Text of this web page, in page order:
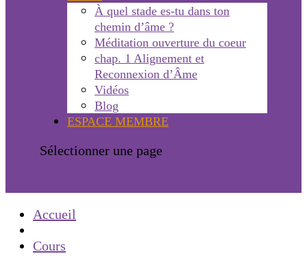
À quel stade es-tu dans ton
chemin d’âme ?
Méditation ouverture du coeur
chap. 1 Alignement et
Reconnexion d’Âme
Vidéos
Blog
ESPACE MEMBRE
Sélectionner une page
Accueil
Cours